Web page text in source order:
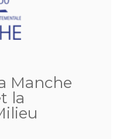
Manche
la